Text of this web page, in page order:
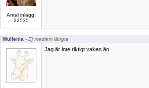
Antal inlägg:
22535
Wulfenia - Ej medlem längre
Jag är inte riktigt vaken än